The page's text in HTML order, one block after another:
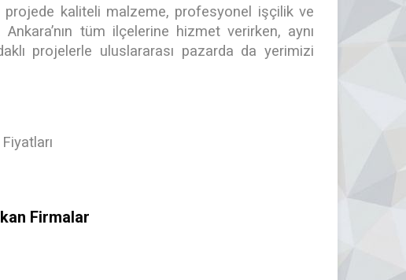
kaliteli malzeme, profesyonel işçilik ve
tüm ilçelerine hizmet verirken, aynı
projelerle uluslararası pazarda da yerimizi
Firmalar